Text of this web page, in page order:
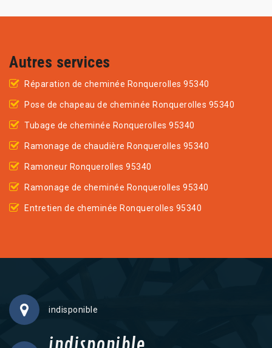
Autres services
Réparation de cheminée Ronquerolles 95340
Pose de chapeau de cheminée Ronquerolles 95340
Tubage de cheminée Ronquerolles 95340
Ramonage de chaudière Ronquerolles 95340
Ramoneur Ronquerolles 95340
Ramonage de cheminée Ronquerolles 95340
Entretien de cheminée Ronquerolles 95340
indisponible